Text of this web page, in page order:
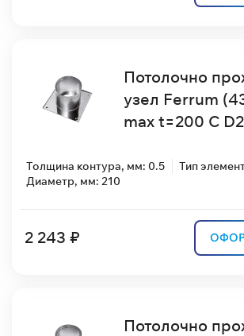
Потолочно
узел Ferrum
max t=200 C
Толщина контура, мм: 0.5
Тип
Диаметр, мм: 210
2 243 ₽
Потолочно